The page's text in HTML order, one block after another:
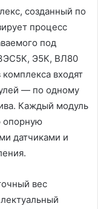
созданный по
процесс
под
Э5К, ВЛ80
входят
— по одному
Каждый модуль
опорную
датчиками и
вес